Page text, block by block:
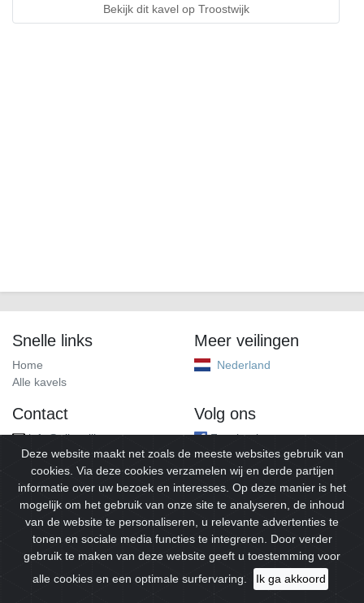
Bekijk dit kavel op Troostwijk
Snelle links
Home
Alle kavels
Meer veilingen
Nederland
Contact
info@alleveilingen.net
Volg ons
Facebook
© 2026Alleveilingen.Alle rechten voorbehouden.
Deze website maakt net zoals de meeste websites gebruik van
cookies. Via deze cookies verzamelen wij en derde partijen
informatie over uw bezoek en interesses. Op deze manier is het
mogelijk om het gebruik van onze site te analyseren, de inhoud
van de website te personaliseren, u relevante advertenties te
tonen en sociale media functies te integreren. Door verder
gebruik te maken van deze website geeft u toestemming voor
alle cookies en een optimale surfervaring.
Ik ga akkoord